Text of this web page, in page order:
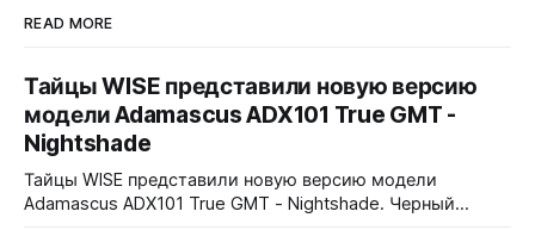
READ MORE
Тайцы WISE представили новую версию
модели Adamascus ADX101 True GMT -
Nightshade
Тайцы WISE представили новую версию модели
Adamascus ADX101 True GMT - Nightshade. Черный